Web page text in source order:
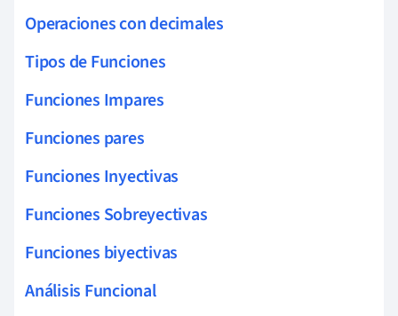
Operaciones con decimales
Tipos de Funciones
Funciones Impares
Funciones pares
Funciones Inyectivas
Funciones Sobreyectivas
Funciones biyectivas
Análisis Funcional